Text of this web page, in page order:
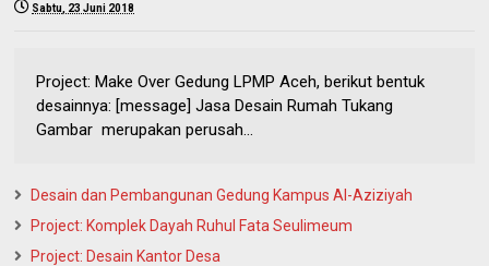
Sabtu, 23 Juni 2018
Project: Make Over Gedung LPMP Aceh, berikut bentuk
desainnya: [message] Jasa Desain Rumah Tukang
Gambar merupakan perusah...
Desain dan Pembangunan Gedung Kampus Al-Aziziyah
Project: Komplek Dayah Ruhul Fata Seulimeum
Project: Desain Kantor Desa